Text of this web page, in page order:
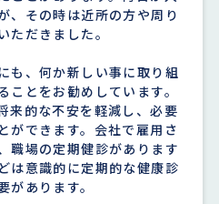
、その時は近所の方や周り
ただきました。
も、何か新しい事に取り組
とをお勧めしています。
来的な不安を軽減し、必要
ができます。会社で雇用さ
職場の定期健診があります
は意識的に定期的な健康診
あります。